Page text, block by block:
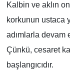
Kalbin ve aklın
korkunun ustaca
adımlarla devam
Çünkü, cesaret
başlangıcıdır.